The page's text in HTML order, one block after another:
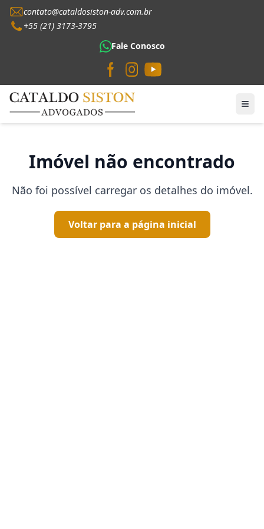
contato@cataldosiston-adv.com.br
+55 (21) 3173-3795
Fale Conosco
Imóvel não encontrado
Não foi possível carregar os detalhes do imóvel.
Voltar para a página inicial